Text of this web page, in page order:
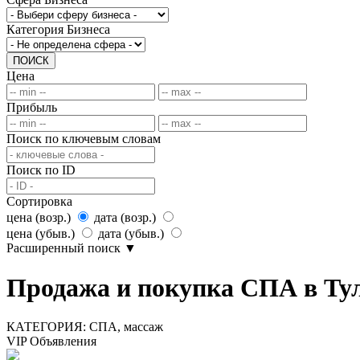
Категория Бизнеса
ПОИСК
Цена
Прибыль
Поиск по ключевым словам
Поиск по ID
Сортировка
цена (возр.)
дата (возр.)
цена (убыв.)
дата (убыв.)
Расширенный поиск ▼
Продажа и покупка СПА в
КАТЕГОРИЯ: СПА, массаж
VIP Объявления